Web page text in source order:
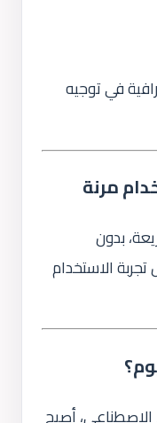
في توجيه
مرنة
بدون
الاستخدام
الاصطناعي، أصبح